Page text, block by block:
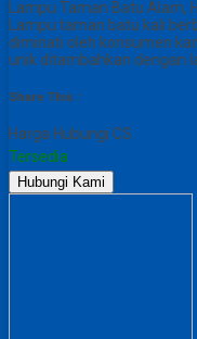
Lampu Taman Batu Alam,
Lampu taman batu kali
diminati oleh konsumen
unik ditambahkan dengan
Share This :
Harga Hubungi CS
Tersedia
Hubungi Kami